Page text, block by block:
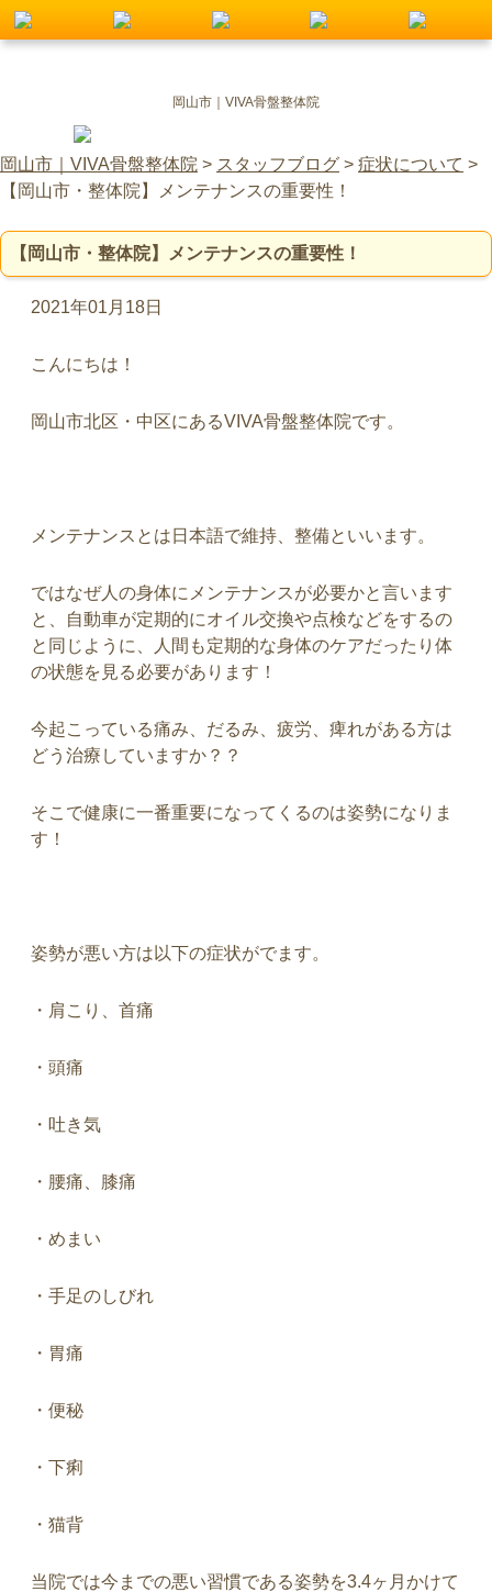
岡山市｜VIVA骨盤整体院
岡山市｜VIVA骨盤整体院 > スタッフブログ > 症状について >
【岡山市・整体院】メンテナンスの重要性！
【岡山市・整体院】メンテナンスの重要性！
2021年01月18日
こんにちは！
岡山市北区・中区にあるVIVA骨盤整体院です。
メンテナンスとは日本語で維持、整備といいます。
ではなぜ人の身体にメンテナンスが必要かと言います
と、自動車が定期的にオイル交換や点検などをするの
と同じように、人間も定期的な身体のケアだったり体
の状態を見る必要があります！
今起こっている痛み、だるみ、疲労、痺れがある方は
どう治療していますか？？
そこで健康に一番重要になってくるのは姿勢になりま
す！
姿勢が悪い方は以下の症状がでます。
・肩こり、首痛
・頭痛
・吐き気
・腰痛、膝痛
・めまい
・手足のしびれ
・胃痛
・便秘
・下痢
・猫背
当院では今までの悪い習慣である姿勢を3.4ヶ月かけて